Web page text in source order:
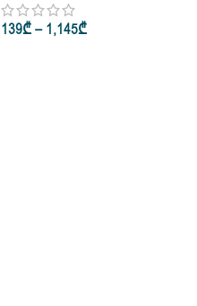
50ml
139₾– 1,145₾